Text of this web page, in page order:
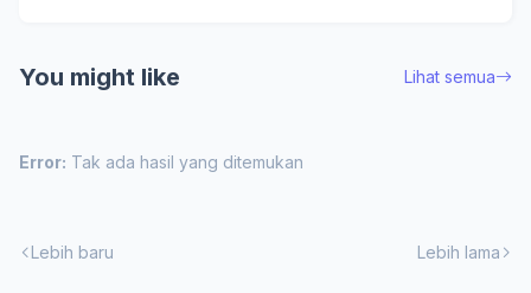
You might like Lihat semua
Error: Tak ada hasil yang ditemukan
Lebih baru Lebih lama